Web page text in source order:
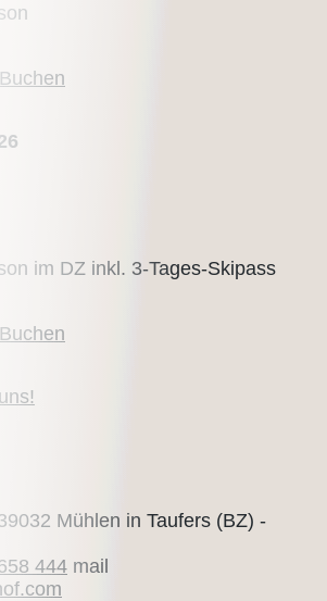
Buchen
im DZ inkl. 3-Tages-Skipass
Buchen
Mühlen in Taufers (BZ) -
444 mail